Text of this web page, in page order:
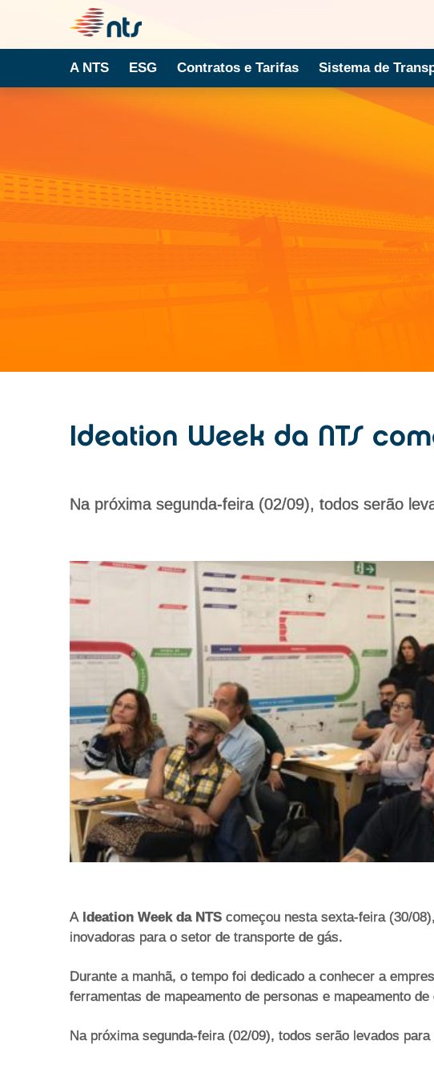
A NTS ESG Contratos e Tarifas Sistema de
Ideation Week da NTS
Na próxima segunda-feira (02/09), todos serão
A Ideation Week da NTS começou nesta sexta-feira (30/
inovadoras para o setor de transporte de gás.
Durante a manhã, o tempo foi dedicado a conhecer a
ferramentas de mapeamento de personas e mapeamento
Na próxima segunda-feira (02/09), todos serão levados